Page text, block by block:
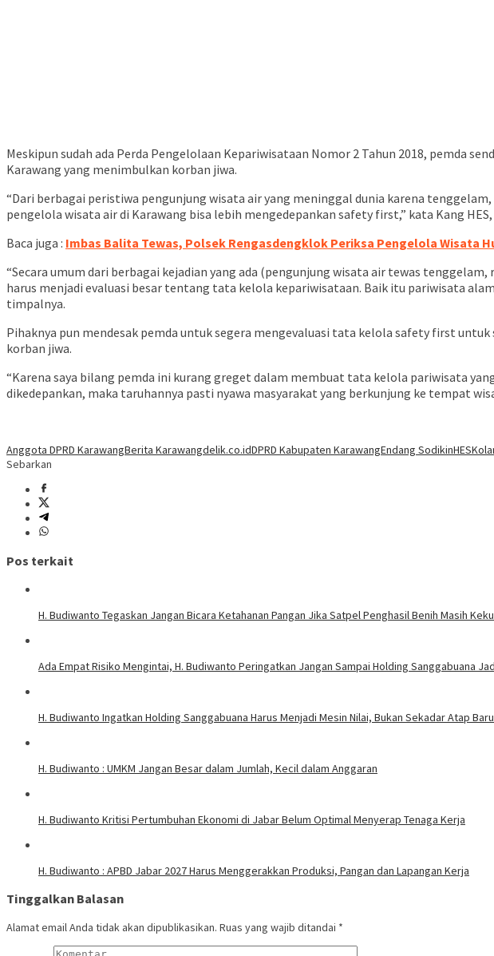
Meskipun sudah ada Perda Pengelolaan Kepariwisataan Nomor 2 Tahun 2018, pemda
Karawang yang menimbulkan korban jiwa.
“Dari berbagai peristiwa pengunjung wisata air yang meninggal dunia karena
pengelola wisata air di Karawang bisa lebih mengedepankan safety first,” kata Kang
Baca juga : Imbas Balita Tewas, Polsek Rengasdengklok Periksa Pengelola Wisata
“Secara umum dari berbagai kejadian yang ada (pengunjung wisata air tewas
harus menjadi evaluasi besar tentang tata kelola kepariwisataan. Baik itu pariwisata
timpalnya.
Pihaknya pun mendesak pemda untuk segera mengevaluasi tata kelola safety first
korban jiwa.
“Karena saya bilang pemda ini kurang greget dalam membuat tata kelola pariwisata
dikedepankan, maka taruhannya pasti nyawa masyarakat yang berkunjung ke tempat
Anggota DPRD KarawangBerita Karawangdelik.co.idDPRD Kabupaten KarawangEndang SodikinHES
Sebarkan
Pos terkait
H. Budiwanto Tegaskan Jangan Bicara Ketahanan Pangan Jika Satpel Penghasil Benih Masih
Ada Empat Risiko Mengintai, H. Budiwanto Peringatkan Jangan Sampai Holding Sanggabuana
H. Budiwanto Ingatkan Holding Sanggabuana Harus Menjadi Mesin Nilai, Bukan Sekadar Atap
H. Budiwanto : UMKM Jangan Besar dalam Jumlah, Kecil dalam Anggaran
H. Budiwanto Kritisi Pertumbuhan Ekonomi di Jabar Belum Optimal Menyerap Tenaga Kerja
H. Budiwanto : APBD Jabar 2027 Harus Menggerakkan Produksi, Pangan dan Lapangan Kerja
Tinggalkan Balasan
Alamat email Anda tidak akan dipublikasikan. Ruas yang wajib ditandai *